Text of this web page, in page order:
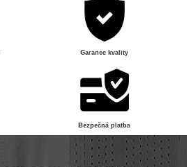
Garance kvality
Bezpečná platba